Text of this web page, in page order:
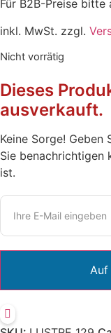
Für B2B-Preise bitte
inkl. MwSt. zzgl.
Nicht vorrätig
Dieses
ausverkauft.
Keine Sorge!
Sie benachrichtigen
ist.